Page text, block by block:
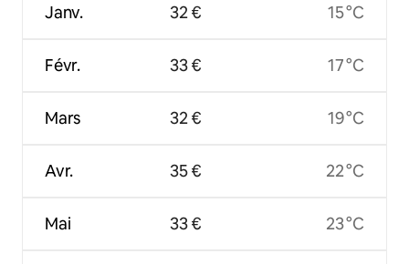
Janv.
Févr.
Mars
Avr.
Mai
32 €
33 €
32 €
35 €
33 €
15 °C
17 °C
19 °C
22 °C
23 °C